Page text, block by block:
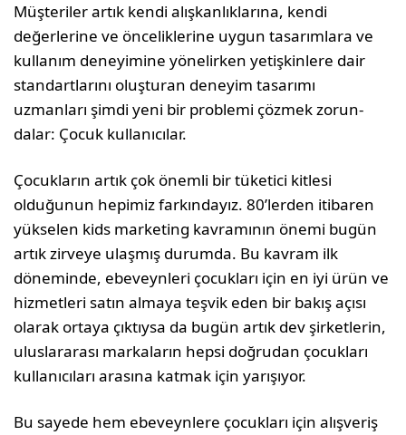
Müşteriler artık kendi alışkanlıklarına, kendi
değerlerine ve önceliklerine uygun tasarımlara ve
kullanım deneyimine yönelirken yetişkinlere dair
standartlarını oluşturan deneyim tasarımı
uzmanları şimdi yeni bir problemi çözmek zorun­
dalar: Çocuk kullanıcılar.
Çocukların artık çok önemli bir tüketici kitlesi
olduğunun hepimiz farkındayız. 80’lerden itiba­ren
yükselen kids marketing kavramının önemi bugün
artık zirveye ulaşmış durumda. Bu kavram ilk
döneminde, ebeveynleri çocukları için en iyi ürün ve
hizmetleri satın almaya teşvik eden bir bakış açısı
olarak ortaya çıktıysa da bugün artık dev şirketlerin,
uluslararası markaların hepsi doğrudan çocukları
kullanıcıları arasına katmak için yarışıyor.
Bu sayede hem ebeveynlere çocukları için alışve­riş